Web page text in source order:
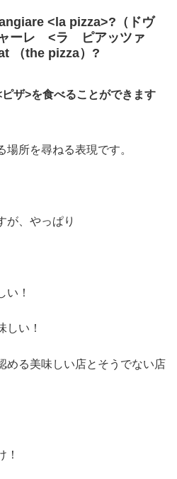
<la pizza>?（ドヴ
ーレ <ラ ピアッツァ
（the pizza）?
ザ>を食べることができます
所を尋ねる表現です。
が、やっぱり
い！
しい！
める美味しい店とそうでない店
！